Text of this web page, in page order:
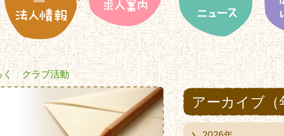
く クラブ活動
アーカイブ（